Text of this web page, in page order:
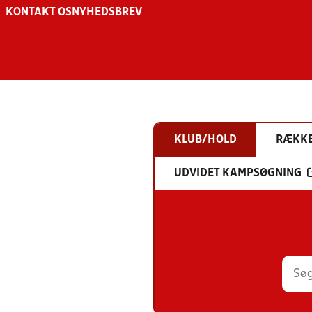
KONTAKT OS NYHEDSBREV
KLUB/HOLD
UDVIDET KAMPSØGNING